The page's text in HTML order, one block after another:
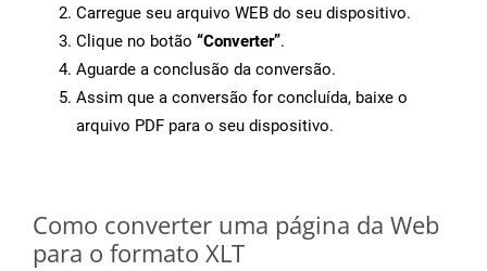
Carregue seu arquivo WEB do seu dispositivo.
Clique no botão “Converter”.
Aguarde a conclusão da conversão.
Assim que a conversão for concluída, baixe o
arquivo PDF para o seu dispositivo.
Como converter uma página da Web
para o formato XLT